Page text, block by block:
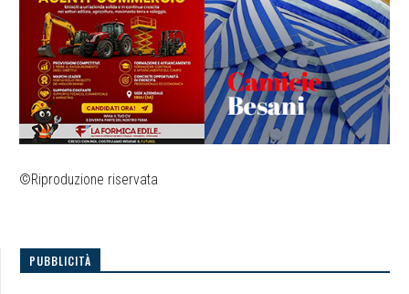
©Riproduzione riservata
PUBBLICITÀ